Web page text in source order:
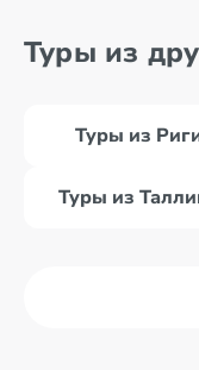
Туры из
Туры из
Туры из